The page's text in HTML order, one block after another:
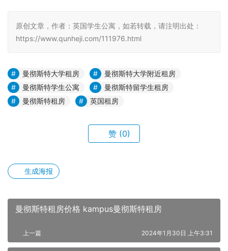
原创文章，作者：英国学生公寓，如若转载，请注明出处：
https://www.qunheji.com/111976.html
曼彻斯特大学租房
曼彻斯特大学附近租房
曼彻斯特学生公寓
曼彻斯特留学生租房
曼彻斯特租房
英国租房
赞 (0)
生成海报
曼彻斯特租房价格 kampus曼彻斯特租房
上一篇 2024年1月30日 上午3:31